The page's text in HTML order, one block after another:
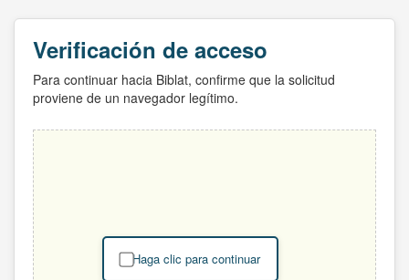
Verificación de acceso
Para continuar hacia Biblat, confirme que la solicitud
proviene de un navegador legítimo.
Haga clic para continuar